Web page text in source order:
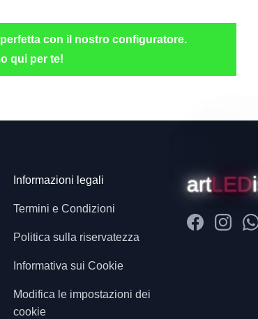
con il nostro configuratore.
qui per te!
Informazioni legali
Termini e Condizioni
Politica sulla riservatezza
Informativa sui Cookie
Modifica le impostazioni dei
cookie
artLED
Facebook